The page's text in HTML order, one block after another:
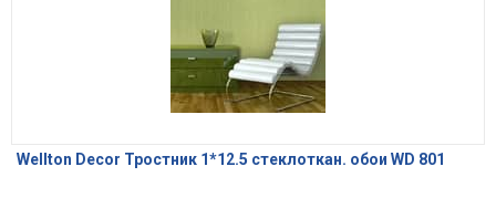
Wellton Decor Тростник 1*12.5 стеклоткан. обои WD 801